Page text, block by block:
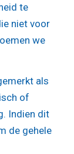
te
niet voor
we
als
of
Indien dit
de gehele